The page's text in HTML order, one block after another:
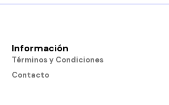
Información
Términos y Condiciones
Contacto